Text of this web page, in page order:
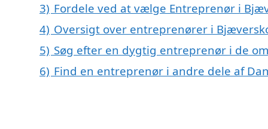
3) Fordele ved at vælge Entreprenør i
4) Oversigt over entreprenører i
5) Søg efter en dygtig entreprenør i de
6) Find en entreprenør i andre dele af